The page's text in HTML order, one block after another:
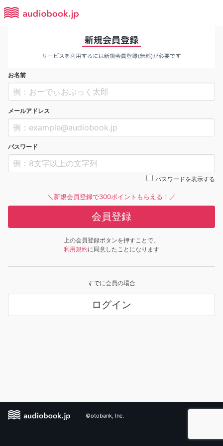
お名前
メールアドレス
パスワード
パスワードを表示する
＼新規会員登録で300ポイントもらえる！／
会員登録
上の会員登録ボタンを押すことで、
利用規約に同意したことになります
すでに会員の場合
ログイン
©otobank, Inc.